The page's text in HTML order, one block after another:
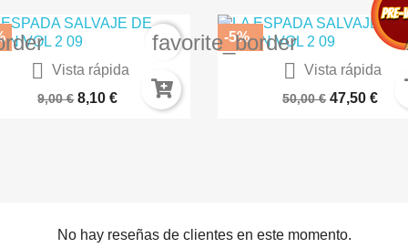

Vista rápida
Dan Da Dan 12 (Español)
9,00 € 8,10 €
favorite_border

Vista rápida
Cartas De Jrr Tolkien
50,00 € 47,50 €
-5%
No hay reseñas de clientes en este momento.